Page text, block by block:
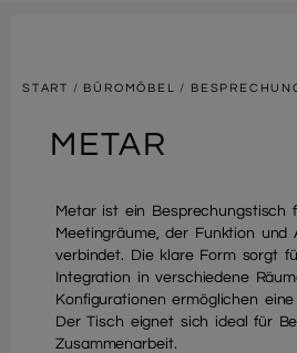
START / BÜROMÖBEL /
METAR
Metar ist ein Besprechungstisch
Meetingräume, der Funktion und
verbindet. Die klare Form sorgt
Integration in verschiedene
Konfigurationen ermöglichen
Der Tisch eignet sich ideal für
Zusammenarbeit.